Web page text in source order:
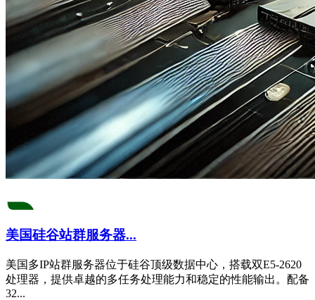
美国硅谷站群服务器...
美国多IP站群服务器位于硅谷顶级数据中心，搭载双E5-2620
处理器，提供卓越的多任务处理能力和稳定的性能输出。配备
32...